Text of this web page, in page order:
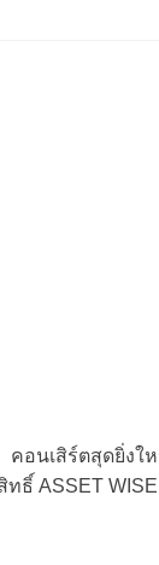
คอนเสิร์ตสุดยิ่งใ
ธิ์ ASSET WISE